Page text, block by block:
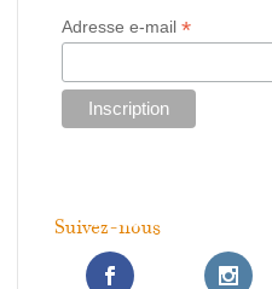
Adresse e-mail *
Suivez-nous